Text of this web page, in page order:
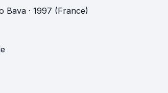
Bava · 1997 (France)